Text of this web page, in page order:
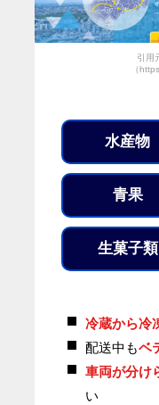
引用
（
水産物
青果
生菓子類
冷蔵から冷
配送中もベ
車両が分け
い